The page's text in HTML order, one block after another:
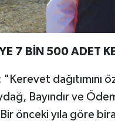
7 BİN 500 ADET
dağıtımını
Bayındır ve
önceki yıla göre